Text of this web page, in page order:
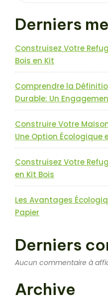
Derniers
Construisez Votre
Bois en Kit
Comprendre la
Durable: Un
Construire Votre
Une Option Écologique
Construisez Votre
en Kit Bois
Les Avantages
Papier
Derniers
Aucun commentaire à
Archive